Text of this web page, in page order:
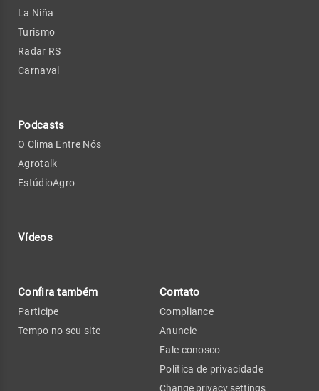
La Niña
Turismo
Radar RS
Carnaval
Podcasts
O Clima Entre Nós
Agrotalk
EstúdioAgro
Vídeos
Confira também
Participe
Tempo no seu site
Contato
Compliance
Anuncie
Fale conosco
Política de privacidade
Change privacy settings